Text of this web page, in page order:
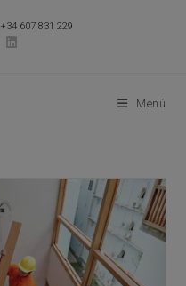
+34 607 831 229
Menú